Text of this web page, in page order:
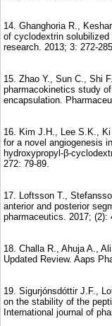
14. Ghanghoria R.,
of cyclodextrin solubilized
research. 2013; 3: 272-285.
15. Zhao Y., Sun C., Shi
pharmacokinetics study
encapsulation.
16. Kim J.H., Lee S.K.,
for a novel angiogenesis
hydroxypropyl-β-
272: 79-89.
17. Loftsson T.,
anterior and posterior
pharmaceutics. 2017; (2):
18. Challa R., Ahuja A.,
Updated Review. Aaps
19. Sigurjónsdóttir J.F.,
on the stability of the
International journal of